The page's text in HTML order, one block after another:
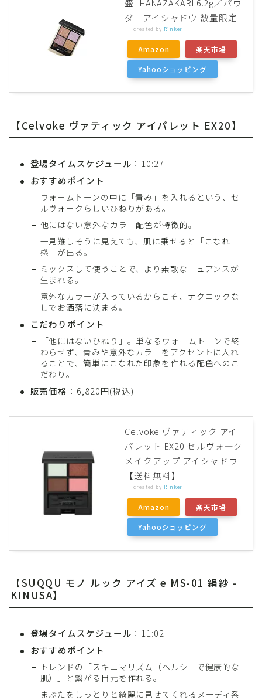
盛 -HANAZAKARI 6.2g／パウ
ダーアイシャドウ 数量限定
created by Rinker
Amazon 楽天市場
Yahooショッピング
【Celvoke ヴァティック アイパレット EX20】
登場タイムスケジュール ：10:27
おすすめポイント
ウォームトーンの中に「青み」を入れるという、セ
ルヴォークらしいひねりがある。
他にはない意外なカラー配色が特徴的。
一見難しそうに見えても、肌に乗せると「こなれ
感」が出る。
ミックスして使うことで、より素敵なニュアンスが
生まれる。
意外なカラーが入っているからこそ、テクニックな
しでお洒落に決まる。
こだわりポイント
「他にはないひねり」。単なるウォームトーンで終
わらせず、青みや意外なカラーをアクセントに入れ
ることで、簡単にこなれた印象を作れる配色へのこ
だわり。
販売価格 ：6,820円(税込)
Celvoke ヴァティック アイ
パレット EX20 セルヴォ—ク
メイクアップ アイシャドウ
【送料無料】
created by Rinker
Amazon 楽天市場
Yahooショッピング
【SUQQU モノ ルック アイズ e MS-01 絹紗 -
KINUSA】
登場タイムスケジュール ：11:02
おすすめポイント
トレンドの「スキニマリズム（ヘルシーで健康的な
肌）」と繋がる目元を作れる。
まぶたをしっとりと綺麗に見せてくれるヌーディ系